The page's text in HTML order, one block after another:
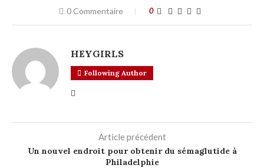
0 Commentaire 0
HEYGIRLS
Following Author
Article précédent
Un nouvel endroit pour obtenir du sémaglutide à
Philadelphie